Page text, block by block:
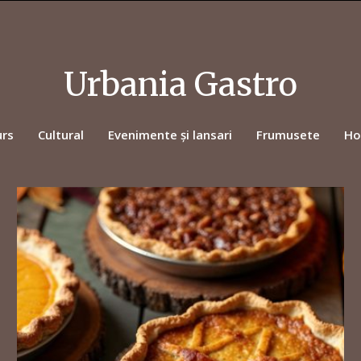
Urbania Gastro
Cultural Evenimente și lansari Frumusete